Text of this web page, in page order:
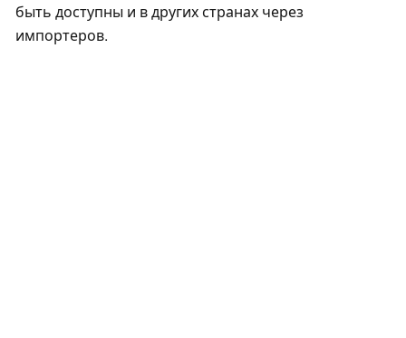
быть доступны и в других странах через
импортеров.